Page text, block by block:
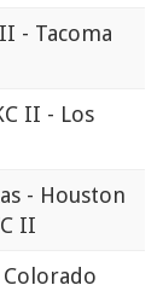
- Tacoma
II - Los
- Houston
II